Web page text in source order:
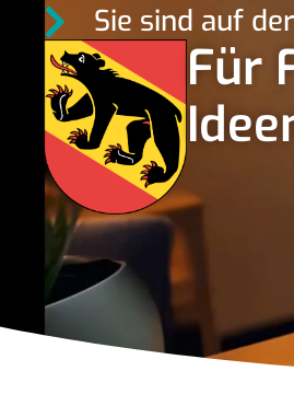
Sie sind auf
Für